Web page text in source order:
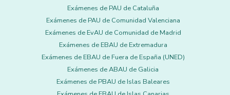
Exámenes de PAU de Cataluña
Exámenes de PAU de Comunidad Valenciana
Exámenes de EvAU de Comunidad de Madrid
Exámenes de EBAU de Extremadura
Exámenes de EBAU de Fuera de España (UNED)
Exámenes de ABAU de Galicia
Exámenes de PBAU de Islas Baleares